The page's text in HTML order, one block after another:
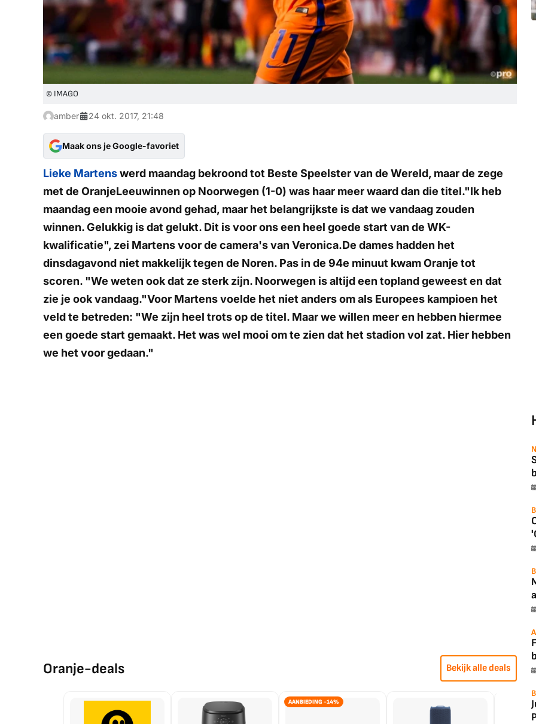
© IMAGO
amber 24 okt. 2017, 21:48
Maak ons je Google-favoriet
Lieke Martenswerd maandag bekroond tot Beste Speelster van de Wereld, maar de zege
met de OranjeLeeuwinnen op Noorwegen (1-0) was haar meer waard dan die titel."Ik heb
maandag een mooie avond gehad, maar het belangrijkste is dat we vandaag zouden
winnen. Gelukkig is dat gelukt. Dit is voor ons een heel goede start van de WK-
kwalificatie", zei Martens voor de camera's van Veronica.De dames hadden het
dinsdagavond niet makkelijk tegen de Noren. Pas in de 94e minuut kwam Oranje tot
scoren. "We weten ook dat ze sterk zijn. Noorwegen is altijd een topland geweest en dat
zie je ook vandaag."Voor Martens voelde het niet anders om als Europees kampioen het
veld te betreden: "We zijn heel trots op de titel. Maar we willen meer en hebben hiermee
een goede start gemaakt. Het was wel mooi om te zien dat het stadion vol zat. Hier hebben
we het voor gedaan."
Oranje-deals Bekijk alle deals
AANBIEDING -14%